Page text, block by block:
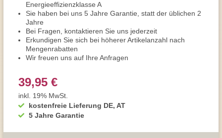
Energieeffizienzklasse A
Sie haben bei uns 5 Jahre Garantie, statt der üblichen 2
Jahre
Bei Fragen, kontaktieren Sie uns jederzeit
Erkundigen Sie sich bei höherer Artikelanzahl nach
Mengenrabatten
Wir freuen uns auf Ihre Anfragen
kostenfreie Lieferung DE, AT
5 Jahre Garantie
39,95 €
inkl. 19% MwSt.